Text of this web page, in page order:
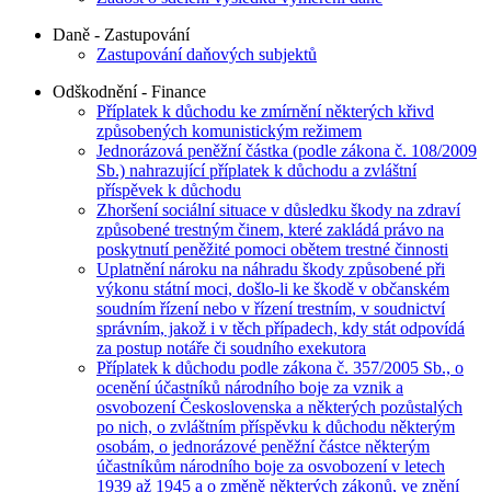
Daně - Zastupování
Zastupování daňových subjektů
Odškodnění - Finance
Příplatek k důchodu ke zmírnění některých křivd
způsobených komunistickým režimem
Jednorázová peněžní částka (podle zákona č. 108/2009
Sb.) nahrazující příplatek k důchodu a zvláštní
příspěvek k důchodu
Zhoršení sociální situace v důsledku škody na zdraví
způsobené trestným činem, které zakládá právo na
poskytnutí peněžité pomoci obětem trestné činnosti
Uplatnění nároku na náhradu škody způsobené při
výkonu státní moci, došlo-li ke škodě v občanském
soudním řízení nebo v řízení trestním, v soudnictví
správním, jakož i v těch případech, kdy stát odpovídá
za postup notáře či soudního exekutora
Příplatek k důchodu podle zákona č. 357/2005 Sb., o
ocenění účastníků národního boje za vznik a
osvobození Československa a některých pozůstalých
po nich, o zvláštním příspěvku k důchodu některým
osobám, o jednorázové peněžní částce některým
účastníkům národního boje za osvobození v letech
1939 až 1945 a o změně některých zákonů, ve znění